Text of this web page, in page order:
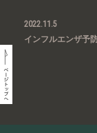
2022.11.5
インフルエンザ予